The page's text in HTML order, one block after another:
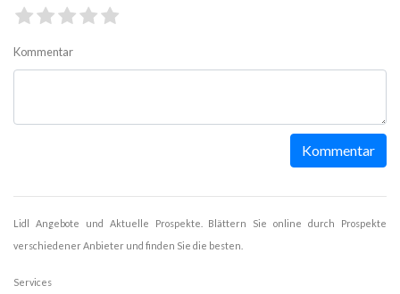
Kommentar
Kommentar
Lidl Angebote und Aktuelle Prospekte. Blättern Sie online durch Prospekte
verschiedener Anbieter und finden Sie die besten.
Services